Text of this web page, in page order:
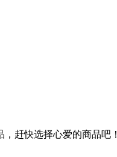
赶快选择心爱的商品吧！